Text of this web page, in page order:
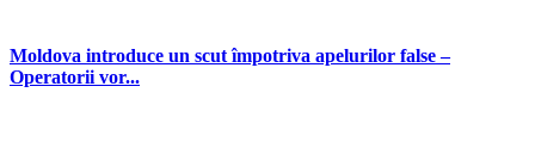
Moldova introduce un scut împotriva apelurilor false –
Operatorii vor...